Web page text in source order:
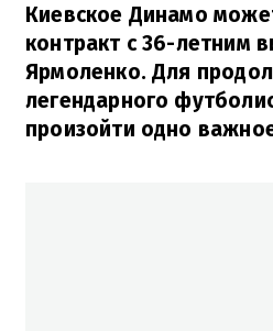
Киевское Динамо
контракт с 36-летним
Ярмоленко. Для
легендарного
произойти одно